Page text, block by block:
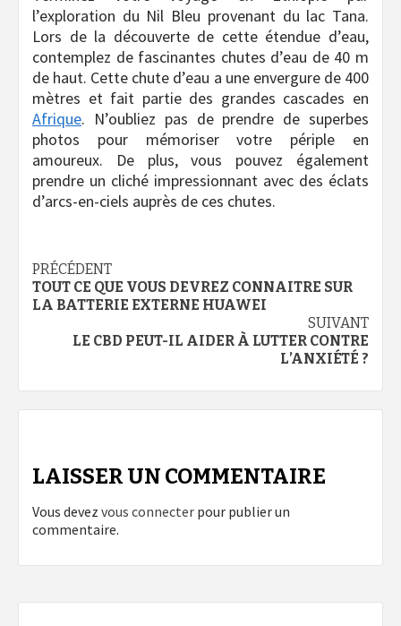
l’exploration du Nil Bleu provenant du lac Tana.
Lors de la découverte de cette étendue d’eau,
contemplez de fascinantes chutes d’eau de 40 m
de haut. Cette chute d’eau a une envergure de 400
mètres et fait partie des grandes cascades en
Afrique. N’oubliez pas de prendre de superbes
photos pour mémoriser votre périple en
amoureux. De plus, vous pouvez également
prendre un cliché impressionnant avec des éclats
d’arcs-en-ciels auprès de ces chutes.
Navigation
d’article
PRÉCÉDENT
TOUT CE QUE VOUS DEVREZ CONNAITRE SUR
LA BATTERIE EXTERNE HUAWEI
SUIVANT
LE CBD PEUT-IL AIDER À LUTTER CONTRE
L’ANXIÉTÉ ?
LAISSER UN COMMENTAIRE
Vous devez vous connecter pour publier un
commentaire.